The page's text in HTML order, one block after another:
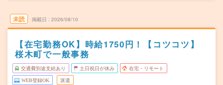
未読 掲載日 2026/08/10
【在宅勤務OK】時給1750円！【コツコツ】
桜木町で一般事務
交通費別途支給あり 土日祝日が休み 在宅・リモート
WEB登録OK 派遣